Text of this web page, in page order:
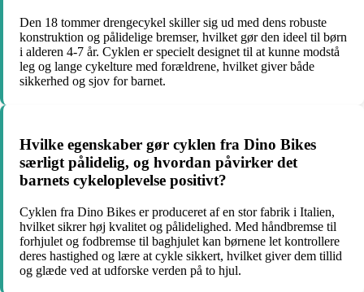
Den 18 tommer drengecykel skiller sig ud med dens robuste
konstruktion og pålidelige bremser, hvilket gør den ideel til børn
i alderen 4-7 år. Cyklen er specielt designet til at kunne modstå
leg og lange cykelture med forældrene, hvilket giver både
sikkerhed og sjov for barnet.
Hvilke egenskaber gør cyklen fra Dino Bikes
særligt pålidelig, og hvordan påvirker det
barnets cykeloplevelse positivt?
Cyklen fra Dino Bikes er produceret af en stor fabrik i Italien,
hvilket sikrer høj kvalitet og pålidelighed. Med håndbremse til
forhjulet og fodbremse til baghjulet kan børnene let kontrollere
deres hastighed og lære at cykle sikkert, hvilket giver dem tillid
og glæde ved at udforske verden på to hjul.